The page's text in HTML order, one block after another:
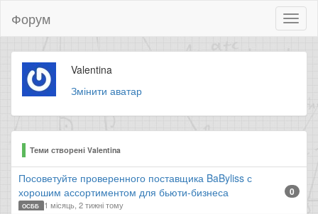
Форум
Valentina
Змінити аватар
Теми створені Valentina
Посоветуйте проверенного поставщика BaByliss с
хорошим ассортиментом для бьюти-бизнеса
ОСББ 1 місяць, 2 тижні тому
0